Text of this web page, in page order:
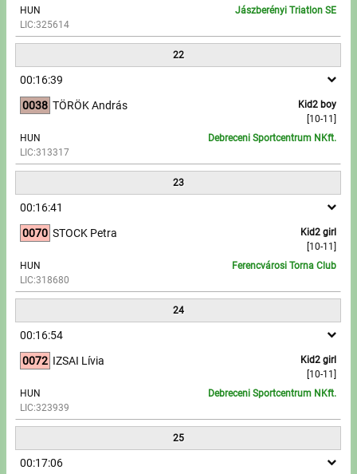
HUN
LIC:325614
Jászberényi Triatlon SE
22
00:16:39
0038
Kid2 boy
[10-11]
TÖRÖK András
HUN
LIC:313317
Debreceni Sportcentrum NKft.
23
00:16:41
0070
Kid2 girl
[10-11]
STOCK Petra
HUN
LIC:318680
Ferencvárosi Torna Club
24
00:16:54
0072
Kid2 girl
[10-11]
IZSAI Lívia
HUN
LIC:323939
Debreceni Sportcentrum NKft.
25
00:17:06